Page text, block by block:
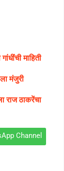
माहिती
मंजुरी
राज ठाकरेंचा
Channel